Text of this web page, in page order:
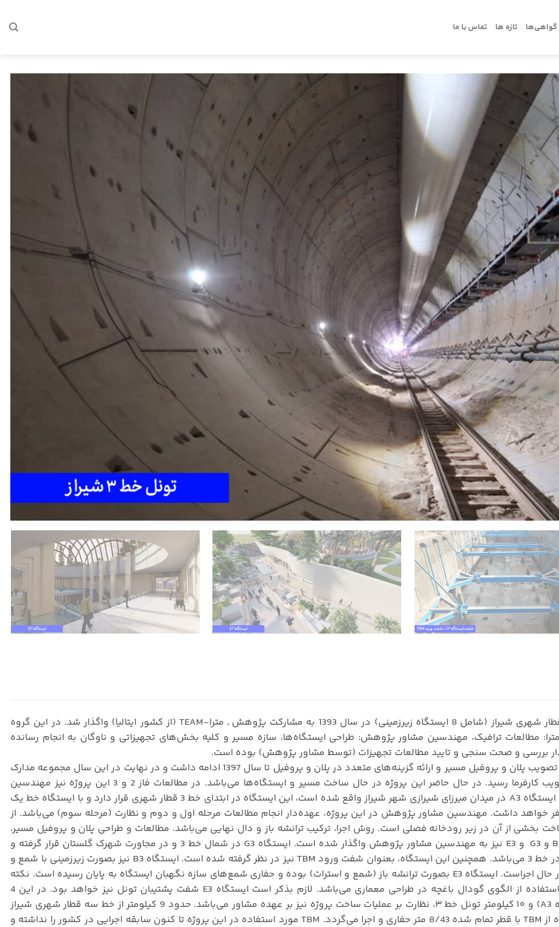
گواهی‌ها تازه ها تماس با ما
مطالعات مرحله اول خط 3 قطار شهری شیراز (شامل 8 ایستگاه زیرزمینی) در سال 1393 به مشارکت پژوهش ـ مترا-TEAM (از کشور ایتالیا) واگذار شد. در این گروه
مطالعات ترافیک، مهندسین مشاور پژوهش: طراحی ایستگاه‌ها، سازه مسیر و کلیه بخش‌های تجهیزاتی و ناوگان به انجام رسانده
این قرارداد با توجه به روند تصویب پلان و پروفیل مسیر و ارائه گزینه‌های متعدد در پلان و پروفیل تا سال 1397 ادامه داشت و در نهایت در این سال مجموعه مدارک
مطالعات مرحله اول، به تصویب کارفرما رسید. در حال حاضر این پروژه در حال ساخت مسیر و ایستگاه‌ها می‌باشد. در مطالعات فاز 2 و 3 این پروژه نیز مهندسین
مشاور پژوهش حضور دارد. ایستگاه A3 در میدان میرزای شیرازی شهر شیراز واقع شده است، این ایستگاه در ابتدای خط 3 قطار شهری قرار دارد و با ایستگاه خط یک
خواهد داشت. مهندسین مشاور پژوهش در این پروژه، عهده‌دار انجام مطالعات مرحله اول و دوم و نظارت (مرحله سوم) می‌باشد. از
بخشی از آن در زیر رودخانه فصلی است. روش اجرا، ترکیب ترانشه باز و دال نهایی می‌باشد. مطالعات و طراحی پلان و پروفیل مسیر،
سازه تونل و سه ایستگاه B3 و G3 و E3 نیز به مهندسین مشاور پژوهش واگذار شده است. ایستگاه G3 در شمال خط 3 و در مجاورت شهرک گلستان قرار گرفته و
دارای بالاترین تقاضای سفر در خط 3 می‌باشد. همچنین این ایستگاه، بعنوان شفت ورود TBM نیز در نظر گرفته شده است. ایستگاه B3 نیز بصورت زیرزمینی با شمع و
ریب و به دهانه ۲۷.۷ متر در حال اجراست. ایستگاه E3 بصورت ترانشه باز (شمع و استرات) بوده و حفاری شمع‌های سازه نگهبان ایستگاه به پایان رسیده است. نکته
مهم در طرح این ایستگاه استفاده از الگوی گودال باغچه در طراحی معماری می‌باشد. لازم بذکر است ایستگاه E3 شفت پشتیبان تونل نیز خواهد بود. در این 4
ایستگاه (با احتساب ایستگاه A3) و ۱۰ کیلومتر تونل خط ۳، نظارت بر عملیات ساخت پروژه نیز بر عهده مشاور می‌باشد. حدود 9 کیلومتر از خط سه قطار شهری شیراز
بصورت مکانیزه و با استفاده از TBM با قطر تمام شده 8/43 متر حفاری و اجرا می‌گردد. TBM مورد استفاده در این پروژه تا کنون سابقه اجرایی در کشور را نداشته و